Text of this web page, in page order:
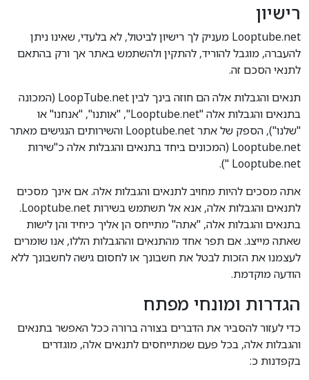
רישיון
Looptube.net מעניק לך רישיון לביטול, לא בלעדי, שאינו ניתן
להעברה, מוגבל להוריד, להתקין ולהשתמש באתר אך ורק בהתאם
לתנאי הסכם זה.
תנאים והגבלות אלה הם חוזה בינך לבין LoopTube.net (המכונה
בתנאים והגבלות אלה "Looptube.net", "אותנו", "אנחנו" או
"שלנו"), הספק של אתר Looptube.net והשירותים הנגישים מאתר
Looptube.net (המכונים ביחד בתנאים והגבלות אלה כ"שירות
Looptube.net ").
אתה מסכים להיות מחויב לתנאים והגבלות אלה. אם אינך מסכים
לתנאים והגבלות אלה, אנא אל תשתמש בשירות Looptube.net.
בתנאים והגבלות אלה, "אתה" מתייחס הן אליך כיחיד והן לישות
שאתה מייצג. אם תפר אחד מהתנאים וההגבלות הללו, אנו שומרים
לעצמנו את הזכות לבטל את חשבונך או לחסום גישה לחשבונך ללא
הודעה מוקדמת.
הגדרות ומונחי מפתח
כדי לעזור להסביר את הדברים בצורה ברורה ככל האפשר בתנאים
והגבלות אלה, בכל פעם שמתייחסים לתנאים אלה, מוגדרים
בקפדנות כ: